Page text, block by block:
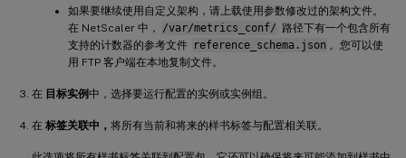
如果要继续使用自定义架构，请上载使用参数修改过的架构文件。
在 NetScaler 中，
/var/metrics_conf/ 路径下有一个包含所有
支持的计数器的参考文件 reference_schema.json 。您可以使
用 FTP 客户端在本地复制文件。
在 目标实例中，选择要运行配置的实例或实例组。
在 标签关联中， 将所有当前和将来的样书标签与配置相关联。